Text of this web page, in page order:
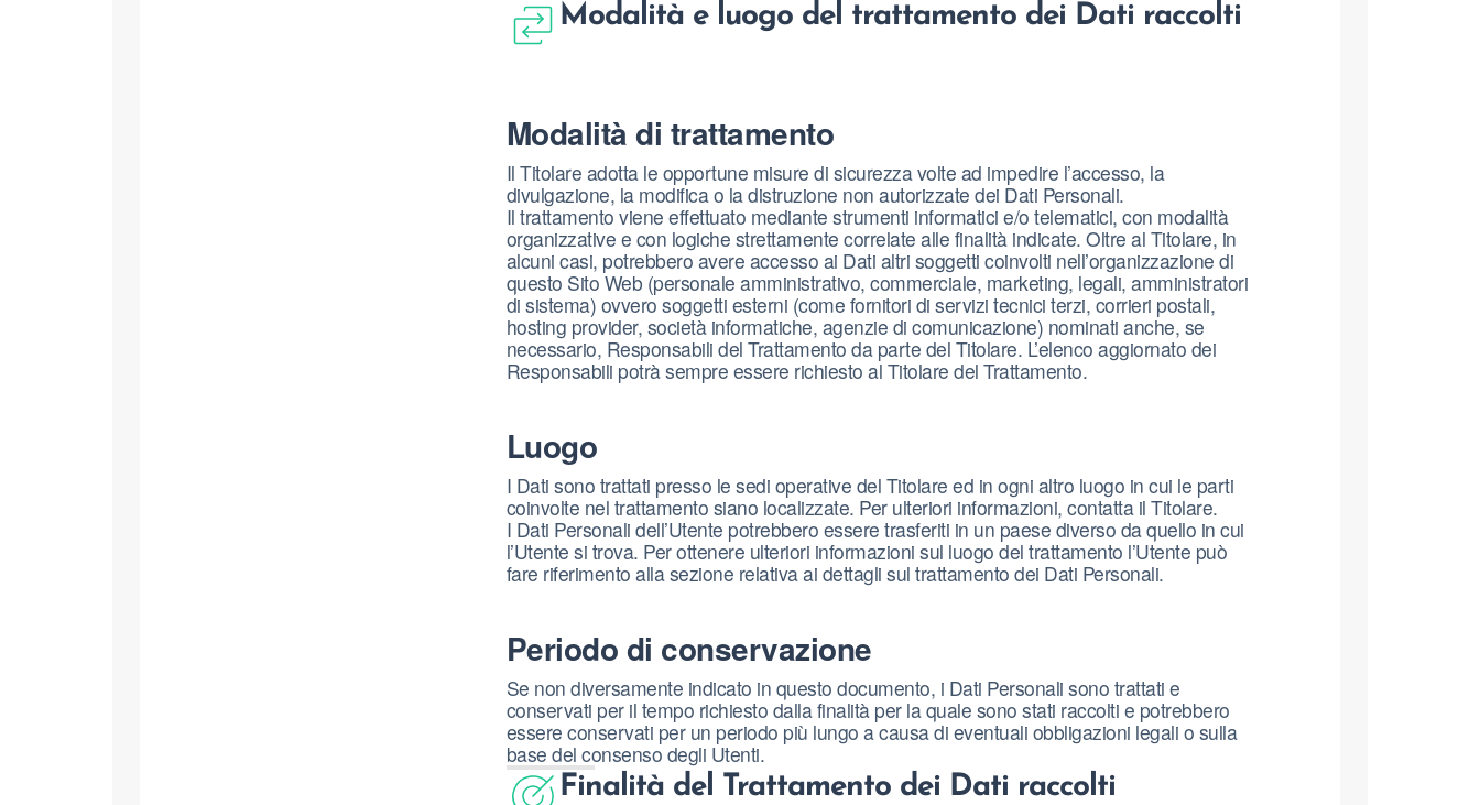
Modalità e luogo del trattamento dei Dati raccolti
Modalità di trattamento
Il Titolare adotta le opportune misure di sicurezza volte ad impedire l’accesso, la
divulgazione, la modifica o la distruzione non autorizzate dei Dati Personali.
Il trattamento viene effettuato mediante strumenti informatici e/o telematici, con modalità
organizzative e con logiche strettamente correlate alle finalità indicate. Oltre al Titolare, in
alcuni casi, potrebbero avere accesso ai Dati altri soggetti coinvolti nell’organizzazione di
questo Sito Web (personale amministrativo, commerciale, marketing, legali, amministratori
di sistema) ovvero soggetti esterni (come fornitori di servizi tecnici terzi, corrieri postali,
hosting provider, società informatiche, agenzie di comunicazione) nominati anche, se
necessario, Responsabili del Trattamento da parte del Titolare. L’elenco aggiornato dei
Responsabili potrà sempre essere richiesto al Titolare del Trattamento.
Luogo
I Dati sono trattati presso le sedi operative del Titolare ed in ogni altro luogo in cui le parti
coinvolte nel trattamento siano localizzate. Per ulteriori informazioni, contatta il Titolare.
I Dati Personali dell’Utente potrebbero essere trasferiti in un paese diverso da quello in cui
l’Utente si trova. Per ottenere ulteriori informazioni sul luogo del trattamento l’Utente può
fare riferimento alla sezione relativa ai dettagli sul trattamento dei Dati Personali.
Periodo di conservazione
Se non diversamente indicato in questo documento, i Dati Personali sono trattati e
conservati per il tempo richiesto dalla finalità per la quale sono stati raccolti e potrebbero
essere conservati per un periodo più lungo a causa di eventuali obbligazioni legali o sulla
base del consenso degli Utenti.
Finalità del Trattamento dei Dati raccolti